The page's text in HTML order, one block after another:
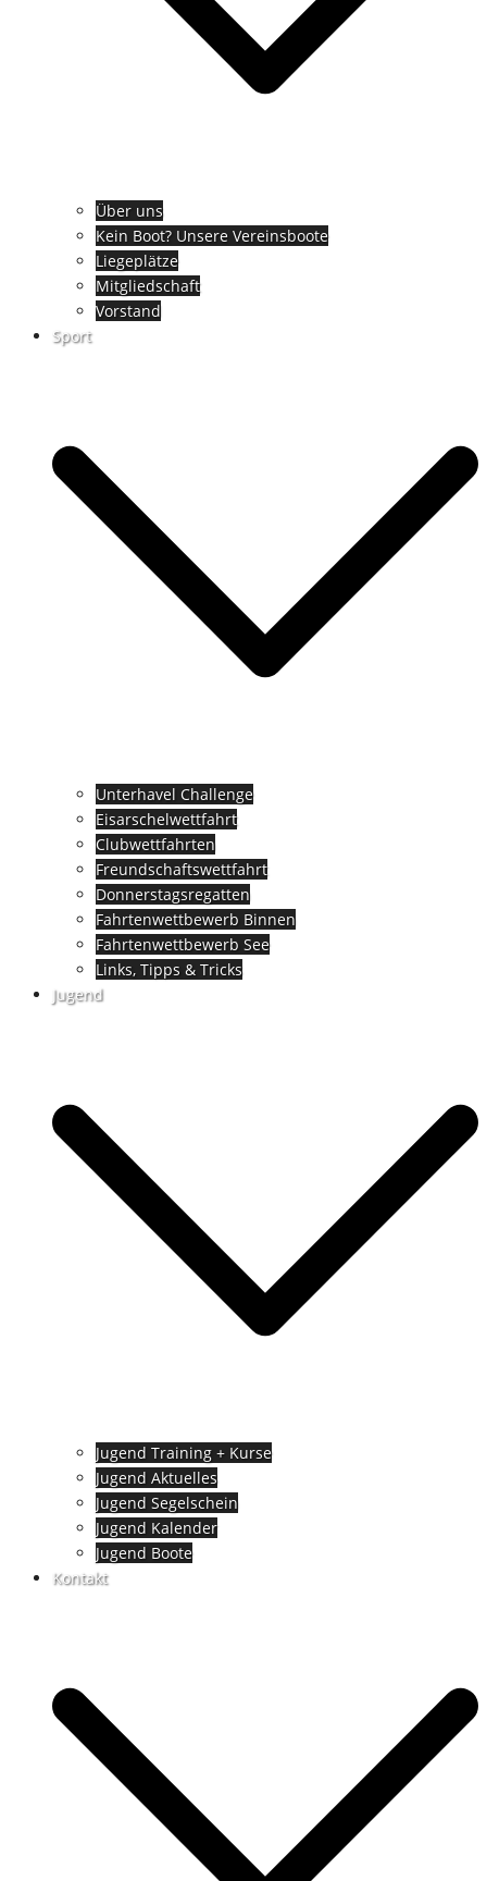
Über uns
Kein Boot? Unsere Vereinsboote
Liegeplätze
Mitgliedschaft
Vorstand
Sport
Unterhavel Challenge
Eisarschelwettfahrt
Clubwettfahrten
Freundschaftswettfahrt
Donnerstagsregatten
Fahrtenwettbewerb Binnen
Fahrtenwettbewerb See
Links, Tipps & Tricks
Jugend
Jugend Training + Kurse
Jugend Aktuelles
Jugend Segelschein
Jugend Kalender
Jugend Boote
Kontakt